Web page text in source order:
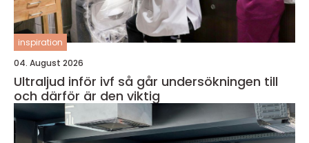
inspiration
04. August 2026
Ultraljud inför ivf så går undersökningen till
och därför är den viktig